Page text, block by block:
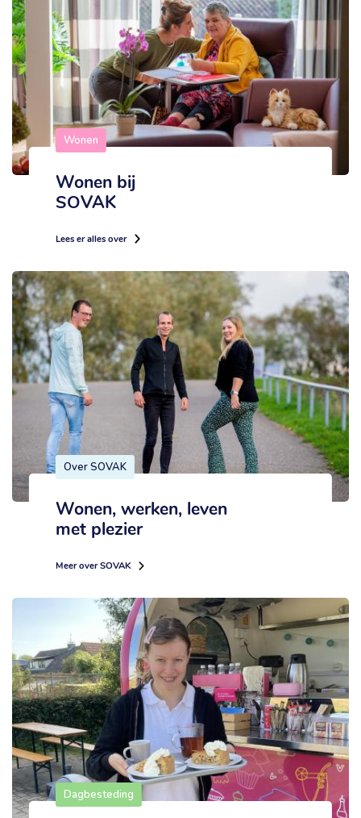
Wonen
Wonen bij
SOVAK
Lees er alles over
Over SOVAK
Wonen, werken, leven
met plezier
Meer over SOVAK
Dagbesteding